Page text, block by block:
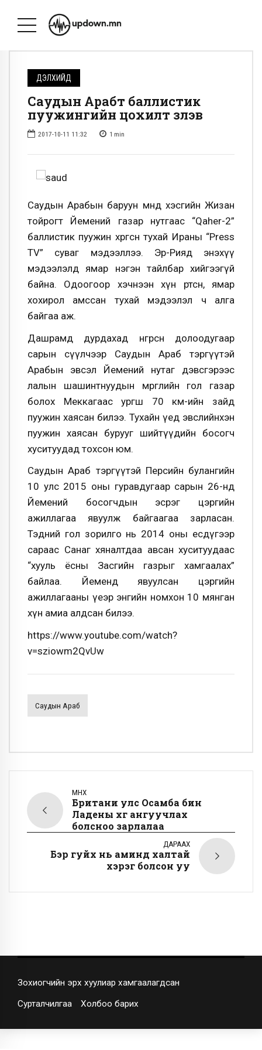
ДЭЛХИЙД
Саудын Арабт баллистик
пуужингийн цохилт үзүүлэв
2017-10-11 11:32 1 min
Саудын Арабын баруун өмнөд хэсгийн Жизан
тойрогт Йемений газар нутгаас “Qaher-2”
баллистик пуужин хөөргөсөн тухай Ираны “Press
TV” суваг мэдээллээ. Эр-Рияд энэхүү
мэдээлэлд ямар нэгэн тайлбар хийгээгүй
байна. Одоогоор хэчнээн хүн өртсөн, ямар
хохирол амссан тухай мэдээлэл ч алга
байгаа аж.
Дашрамд дурдахад өнгөрсөн долоодугаар
сарын сүүлчээр Саудын Араб тэргүүтэй
Арабын эвсэл Йемений нутаг дэвсгэрээс
лалын шашинтнуудын мөргөлийн гол газар
болох Меккагаас ургш 70 км-ийн зайд
пуужин хаясан билээ. Тухайн үед эвслийнхэн
пуужин хаясан бурууг шийтүүдийн босогч
хуситуудад тохсон юм.
Саудын Араб тэргүүтэй Персийн булангийн
10 улс 2015 оны гуравдугаар сарын 26-нд
Йемений босогчдын эсрэг цэргийн
ажиллагаа явуулж байгаагаа зарласан.
Тэдний гол зорилго нь 2014 оны есдүгээр
сараас Санаг хяналтдаа авсан хуситуудаас
“хууль ёсны Засгийн газрыг хамгаалах”
байлаа. Йеменд явуулсан цэргийн
ажиллагааны үеэр энгийн номхон 10 мянган
хүн амиа алдсан билээ.
https://www.youtube.com/watch?
v=sziowm2QvUw
Саудын Араб
ӨМНӨХ
Британи улс Осамба бин
Ладены хүүг ангуучлах
болсноо зарлалаа
ДАРААХ
Бэр гуйх нь аминд халтай
хэрэг болсон уу
Зохиогчийн эрх хуулиар хамгаалагдсан
Сурталчилгаа Холбоо барих